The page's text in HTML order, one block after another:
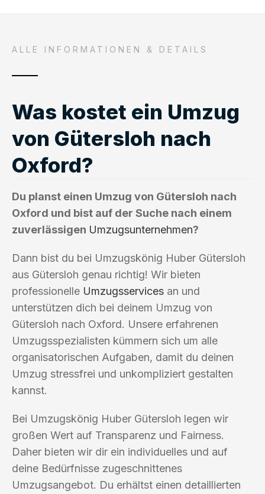
ALLE INFORMATIONEN & DETAILS
Was kostet ein Umzug
von Gütersloh nach
Oxford?
Du planst einen Umzug von Gütersloh nach
Oxford und bist auf der Suche nach einem
zuverlässigen Umzugsunternehmen?
Dann bist du bei Umzugskönig Huber Gütersloh
aus Gütersloh genau richtig! Wir bieten
professionelle Umzugsservices an und
unterstützen dich bei deinem Umzug von
Gütersloh nach Oxford. Unsere erfahrenen
Umzugsspezialisten kümmern sich um alle
organisatorischen Aufgaben, damit du deinen
Umzug stressfrei und unkompliziert gestalten
kannst.
Bei Umzugskönig Huber Gütersloh legen wir
großen Wert auf Transparenz und Fairness.
Daher bieten wir dir ein individuelles und auf
deine Bedürfnisse zugeschnittenes
Umzugsangebot. Du erhältst einen detaillierten